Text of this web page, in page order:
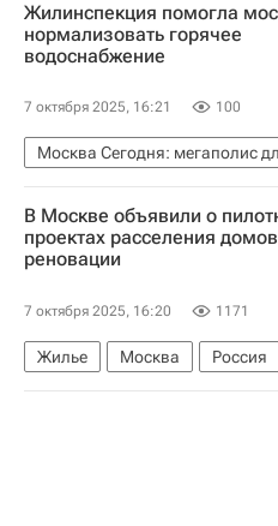
Сделки
Жилинспекция помогла
нормализовать горячее
водоснабжение
7 октября 2025, 16:21 100
Москва Сегодня: мегаполис
Москва
Мосжилинспекция
Комплекс городского
Городское хозяйство Москвы
Водоснабжение
ЖКХ
В Москве объявили о
проектах расселения
реновации
7 октября 2025, 16:20 1171
Жилье Москва
Россия
Санкт-Петербург